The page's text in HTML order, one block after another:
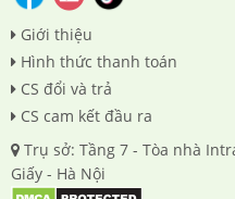
Giới thiệu
Hình thức thanh toán
CS đổi và trả
CS cam kết đầu ra
Trụ sở: Tầng 7 - Tòa nhà
Giấy - Hà Nội